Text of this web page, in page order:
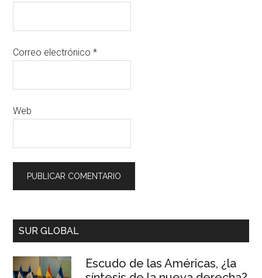
Correo electrónico*
Web
SUR GLOBAL
Escudo de las Américas, ¿la